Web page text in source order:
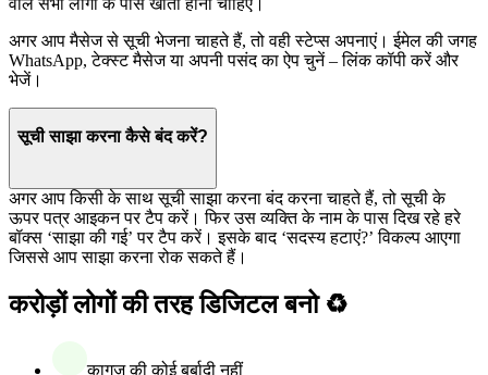
अगर आप मैसेज से सूची भेजना चाहते हैं, तो वही स्टेप्स अपनाएं। ईमेल की जगह
WhatsApp, टेक्स्ट मैसेज या अपनी पसंद का ऐप चुनें – लिंक कॉपी करें और
भेजें।
सूची साझा करना कैसे बंद करें?
अगर आप किसी के साथ सूची साझा करना बंद करना चाहते हैं, तो सूची के
ऊपर पत्र आइकन पर टैप करें। फिर उस व्यक्ति के नाम के पास दिख रहे हरे
बॉक्स ‘साझा की गई’ पर टैप करें। इसके बाद ‘सदस्य हटाएं?’ विकल्प आएगा
जिससे आप साझा करना रोक सकते हैं।
करोड़ों लोगों की तरह डिजिटल बनो ♻️
कागज़ की कोई बर्बादी नहीं